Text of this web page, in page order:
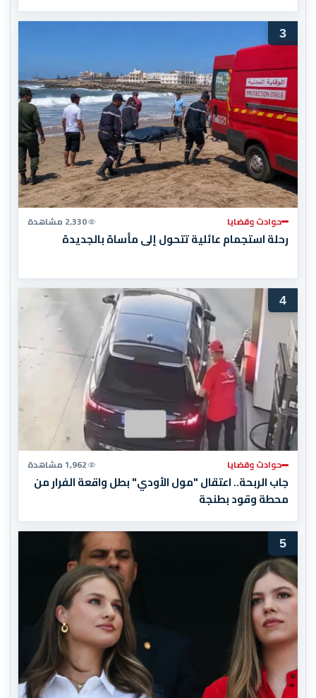
3
حوادث وقضايا 2,330 مشاهدة
رحلة استجمام عائلية تتحول إلى مأساة بالجديدة
4
حوادث وقضايا 1,962 مشاهدة
جاب الربحة.. اعتقال "مول الأودي" بطل واقعة الفرار من
محطة وقود بطنجة
5